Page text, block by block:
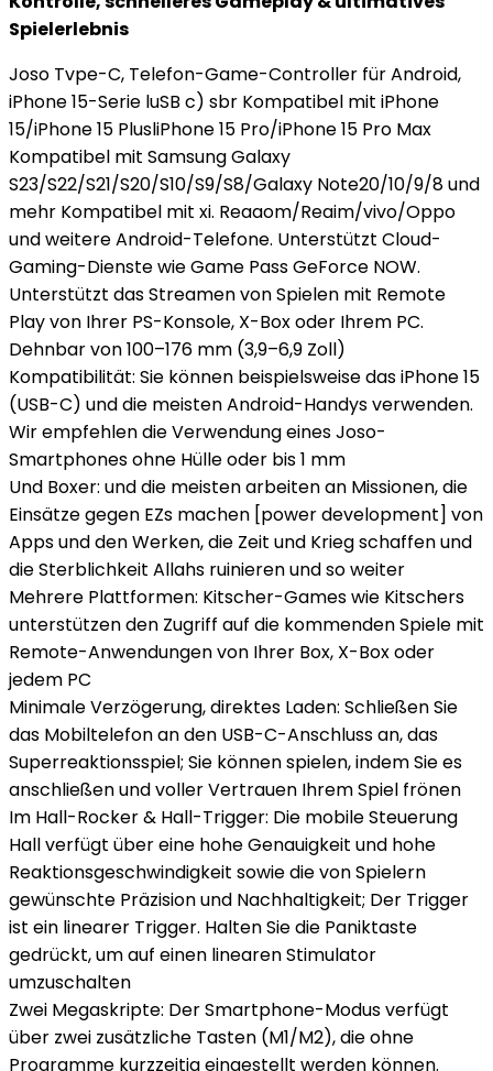
Spielerlebnis
Joso Tvpe-C, Telefon-Game-Controller für Android,
iPhone 15-Serie luSB c) sbr Kompatibel mit iPhone
15/iPhone 15 PlusliPhone 15 Pro/iPhone 15 Pro Max
Kompatibel mit Samsung Galaxy
S23/S22/S21/S20/S10/S9/S8/Galaxy Note20/10/9/8 und
mehr Kompatibel mit xi. Reaaom/Reaim/vivo/Oppo
und weitere Android-Telefone. Unterstützt Cloud-
Gaming-Dienste wie Game Pass GeForce NOW.
Unterstützt das Streamen von Spielen mit Remote
Play von Ihrer PS-Konsole, X-Box oder Ihrem PC.
Dehnbar von 100–176 mm (3,9–6,9 Zoll)
Kompatibilität: Sie können beispielsweise das iPhone 15
(USB-C) und die meisten Android-Handys verwenden.
Wir empfehlen die Verwendung eines Joso-
Smartphones ohne Hülle oder bis 1 mm
Und Boxer: und die meisten arbeiten an Missionen, die
Einsätze gegen EZs machen [power development] von
Apps und den Werken, die Zeit und Krieg schaffen und
die Sterblichkeit Allahs ruinieren und so weiter
Mehrere Plattformen: Kitscher-Games wie Kitschers
unterstützen den Zugriff auf die kommenden Spiele mit
Remote-Anwendungen von Ihrer Box, X-Box oder
jedem PC
Minimale Verzögerung, direktes Laden: Schließen Sie
das Mobiltelefon an den USB-C-Anschluss an, das
Superreaktionsspiel; Sie können spielen, indem Sie es
anschließen und voller Vertrauen Ihrem Spiel frönen
Im Hall-Rocker & Hall-Trigger: Die mobile Steuerung
Hall verfügt über eine hohe Genauigkeit und hohe
Reaktionsgeschwindigkeit sowie die von Spielern
gewünschte Präzision und Nachhaltigkeit; Der Trigger
ist ein linearer Trigger. Halten Sie die Paniktaste
gedrückt, um auf einen linearen Stimulator
umzuschalten
Zwei Megaskripte: Der Smartphone-Modus verfügt
über zwei zusätzliche Tasten (M1/M2), die ohne
Programme kurzzeitig eingestellt werden können.